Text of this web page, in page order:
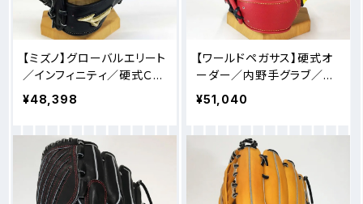
【ミズノ】グローバルエリート
／インフィニティ／硬式Ｃミ
ット／曾澤型
¥48,398
【ワールドペガサス】硬式オ
ーダー／内野手グラブ／84
型
¥51,040